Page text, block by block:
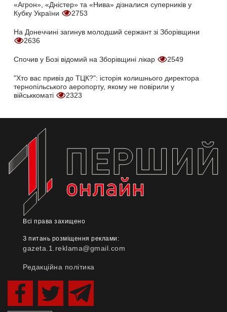
«Агрон», «Дністер» та «Нива» дізналися суперників у
Кубку України
2753
На Донеччині загинув молодший сержант зі Зборівщини
2636
Спочив у Бозі відомий на Зборівщині лікар 2549
"Хто вас привіз до ТЦК?": історія колишнього директора
тернопільського аеропорту, якому не повірили у
військкоматі
2323
Всі права захищено
З питань розміщення реклами:
gazeta.1.reklama@gmail.com
Редакційна політика